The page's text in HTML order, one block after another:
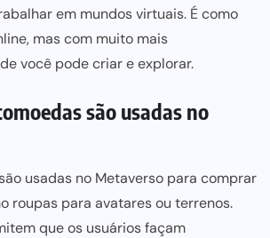
em mundos virtuais. É como
mas com muito mais
você pode criar e explorar.
são usadas no
usadas no Metaverso para comprar
roupas para avatares ou terrenos.
que os usuários façam